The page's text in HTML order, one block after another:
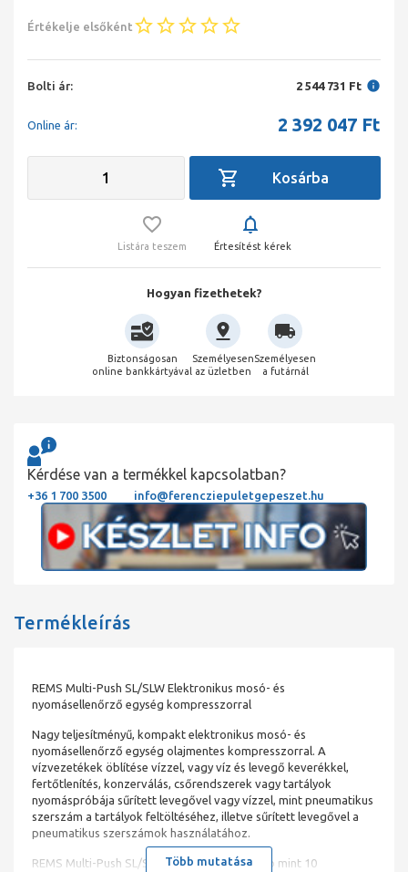
Értékelje elsőként
Bolti ár: 2 544 731 Ft
Online ár: 2 392 047 Ft
Listára teszem Értesítést kérek
Hogyan fizethetek?
Biztonságosan
online bankkártyával
Személyesen
az üzletben
Személyesen
a futárnál
Kérdése van a termékkel kapcsolatban?
+36 1 700 3500 info@ferencziepuletgepeszet.hu
Termékleírás
REMS Multi-Push SL/SLW Elektronikus mosó- és
nyomásellenőrző egység kompresszorral
Nagy teljesítményű, kompakt elektronikus mosó- és
nyomásellenőrző egység olajmentes kompresszorral. A
vízvezetékek öblítése vízzel, vagy víz és levegő keverékkel,
fertőtlenítés, konzerválás, csőrendszerek vagy tartályok
nyomáspróbája sűrített levegővel vagy vízzel, mint pneumatikus
szerszám a tartályok feltöltéséhez, illetve sűrített levegővel a
pneumatikus szerszámok használatához.
REMS Multi-Push SL/SLW– csak egy gép, több mint 10
Több mutatása